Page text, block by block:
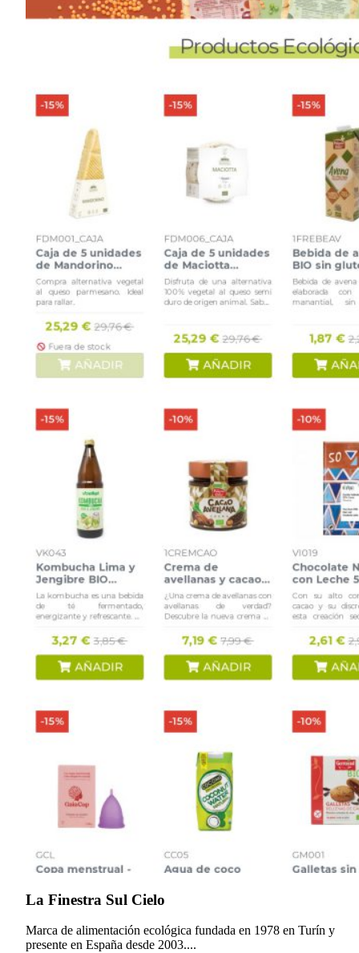
La Finestra Sul Cielo
Marca de alimentación ecológica fundada en 1978 en Turín y
presente en España desde 2003....